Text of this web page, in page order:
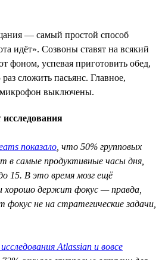
— самый простой способ
идёт». Созвоны ставят на всякий
фоном, успевая приготовить обед,
сложить пасьянс. Главное,
микрофон выключены.
показало , что 50% групповых
в самые продуктивные часы дня,
15. В это время мозг ещё
хорошо держит фокус — правда,
не на стратегические задачи,
Atlassian и вовсе